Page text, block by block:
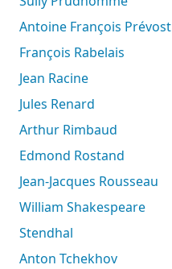
Antoine François Prévost
François Rabelais
Jean Racine
Jules Renard
Arthur Rimbaud
Edmond Rostand
Jean-Jacques Rousseau
William Shakespeare
Stendhal
Anton Tchekhov